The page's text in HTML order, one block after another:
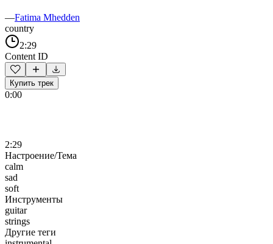
—Fatima Mhedden
country
2:29
Content ID
Купить трек
0:00
2:29
Настроение/Тема
calm
sad
soft
Инструменты
guitar
strings
Другие теги